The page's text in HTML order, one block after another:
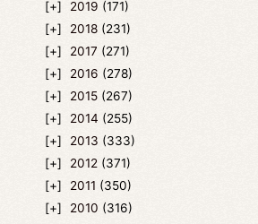
2019 (171)
2018 (231)
2017 (271)
2016 (278)
2015 (267)
2014 (255)
2013 (333)
2012 (371)
2011 (350)
2010 (316)